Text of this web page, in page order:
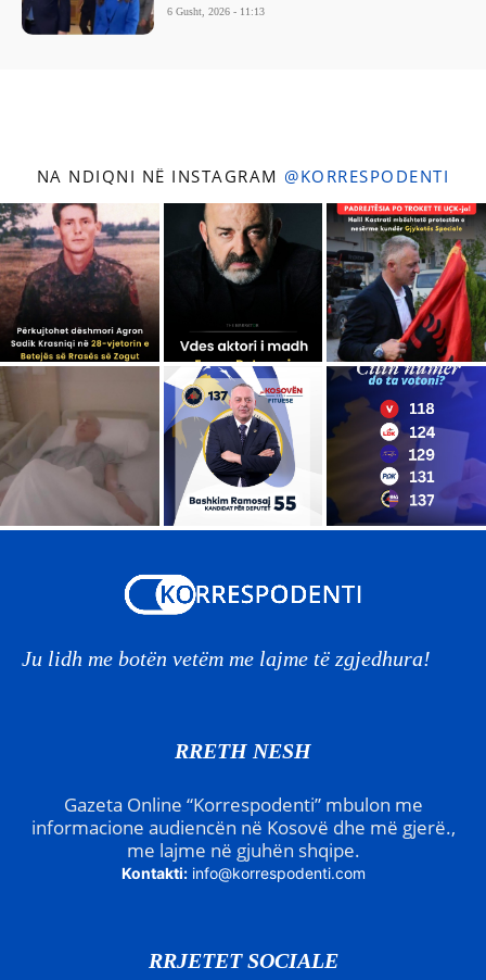
6 Gusht, 2026 - 11:13
NA NDIQNI NË INSTAGRAM @KORRESPODENTI
Ju lidh me botën vetëm me lajme të zgjedhura!
RRETH NESH
Gazeta Online “Korrespodenti” mbulon me
informacione audiencën në Kosovë dhe më gjerë.,
me lajme në gjuhën shqipe.
Kontakti: info@korrespodenti.com
RRJETET SOCIALE